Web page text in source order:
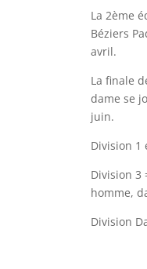
La 2ème
Béziers
avril.
La finale
dame se
juin.
Division 1
Division 3
homme,
Division